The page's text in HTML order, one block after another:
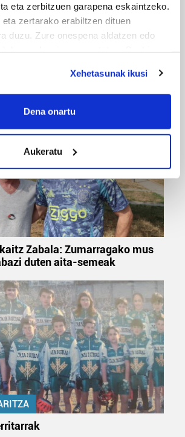
eta zerbitzuen garapena eskaintzeko.
zertarako erabiltzen dituen
duzu. Zure onespena aldatzen edo
also like to:
about your geographical
device by actively scanning it for
(fingerprinting)
how your personal data is processed
in thedetails section.
zure datu pertsonalak
zure IP zenbakia, besteak beste,
cookieak adibidez, iragarki eta eduki
iragarkiak eta edukia
buruzko informazioa biltzeko eta
Zure datuak nork eta zertarako
dezakezu.
ez dizute baimenik eskatzen, eta beren
legitimoetan babesten dira. Ikusi gure
beren ustez zein helburutarako
eta horren aurka nola egin
prozesatzeko moduari
Xehetasunak ikusi
Dena onartu
Aukeratu
aukera 'KimiK' eta
Zabala: Zumarragako mus
duten aita-semeak